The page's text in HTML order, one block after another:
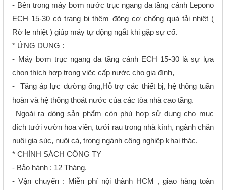
- Bên trong máy bơm nước trục ngang đa tầng cánh Lepono
ECH 15-30 có trang bị thêm động cơ chống quá tải nhiệt (
Rờ le nhiệt ) giúp máy tự động ngắt khi gặp sự cố.
* ỨNG DỤNG :
- Máy bơm trục ngang đa tầng cánh ECH 15-30 là sự lựa
chọn thích hợp trong việc cấp nước cho gia đình,
- Tăng áp lực đường ống,Hỗ trợ các thiết bị, hệ thống tuần
hoàn và hệ thống thoát nước của các tòa nhà cao tầng.
Ngoài ra dòng sản phẩm còn phù hợp sử dụng cho mục
đích tưới vườn hoa viên, tưới rau trong nhà kính, ngành chăn
nuôi gia súc, nuôi cá, trong ngành công nghiệp khai thác.
* CHÍNH SÁCH CÔNG TY
- Bảo hành : 12 Tháng.
- Vận chuyển : Miễn phí nội thành HCM , giao hàng toàn